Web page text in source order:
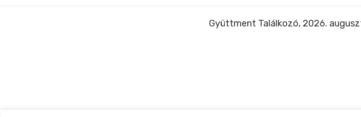
Gyüttment Találkozó, 2026.